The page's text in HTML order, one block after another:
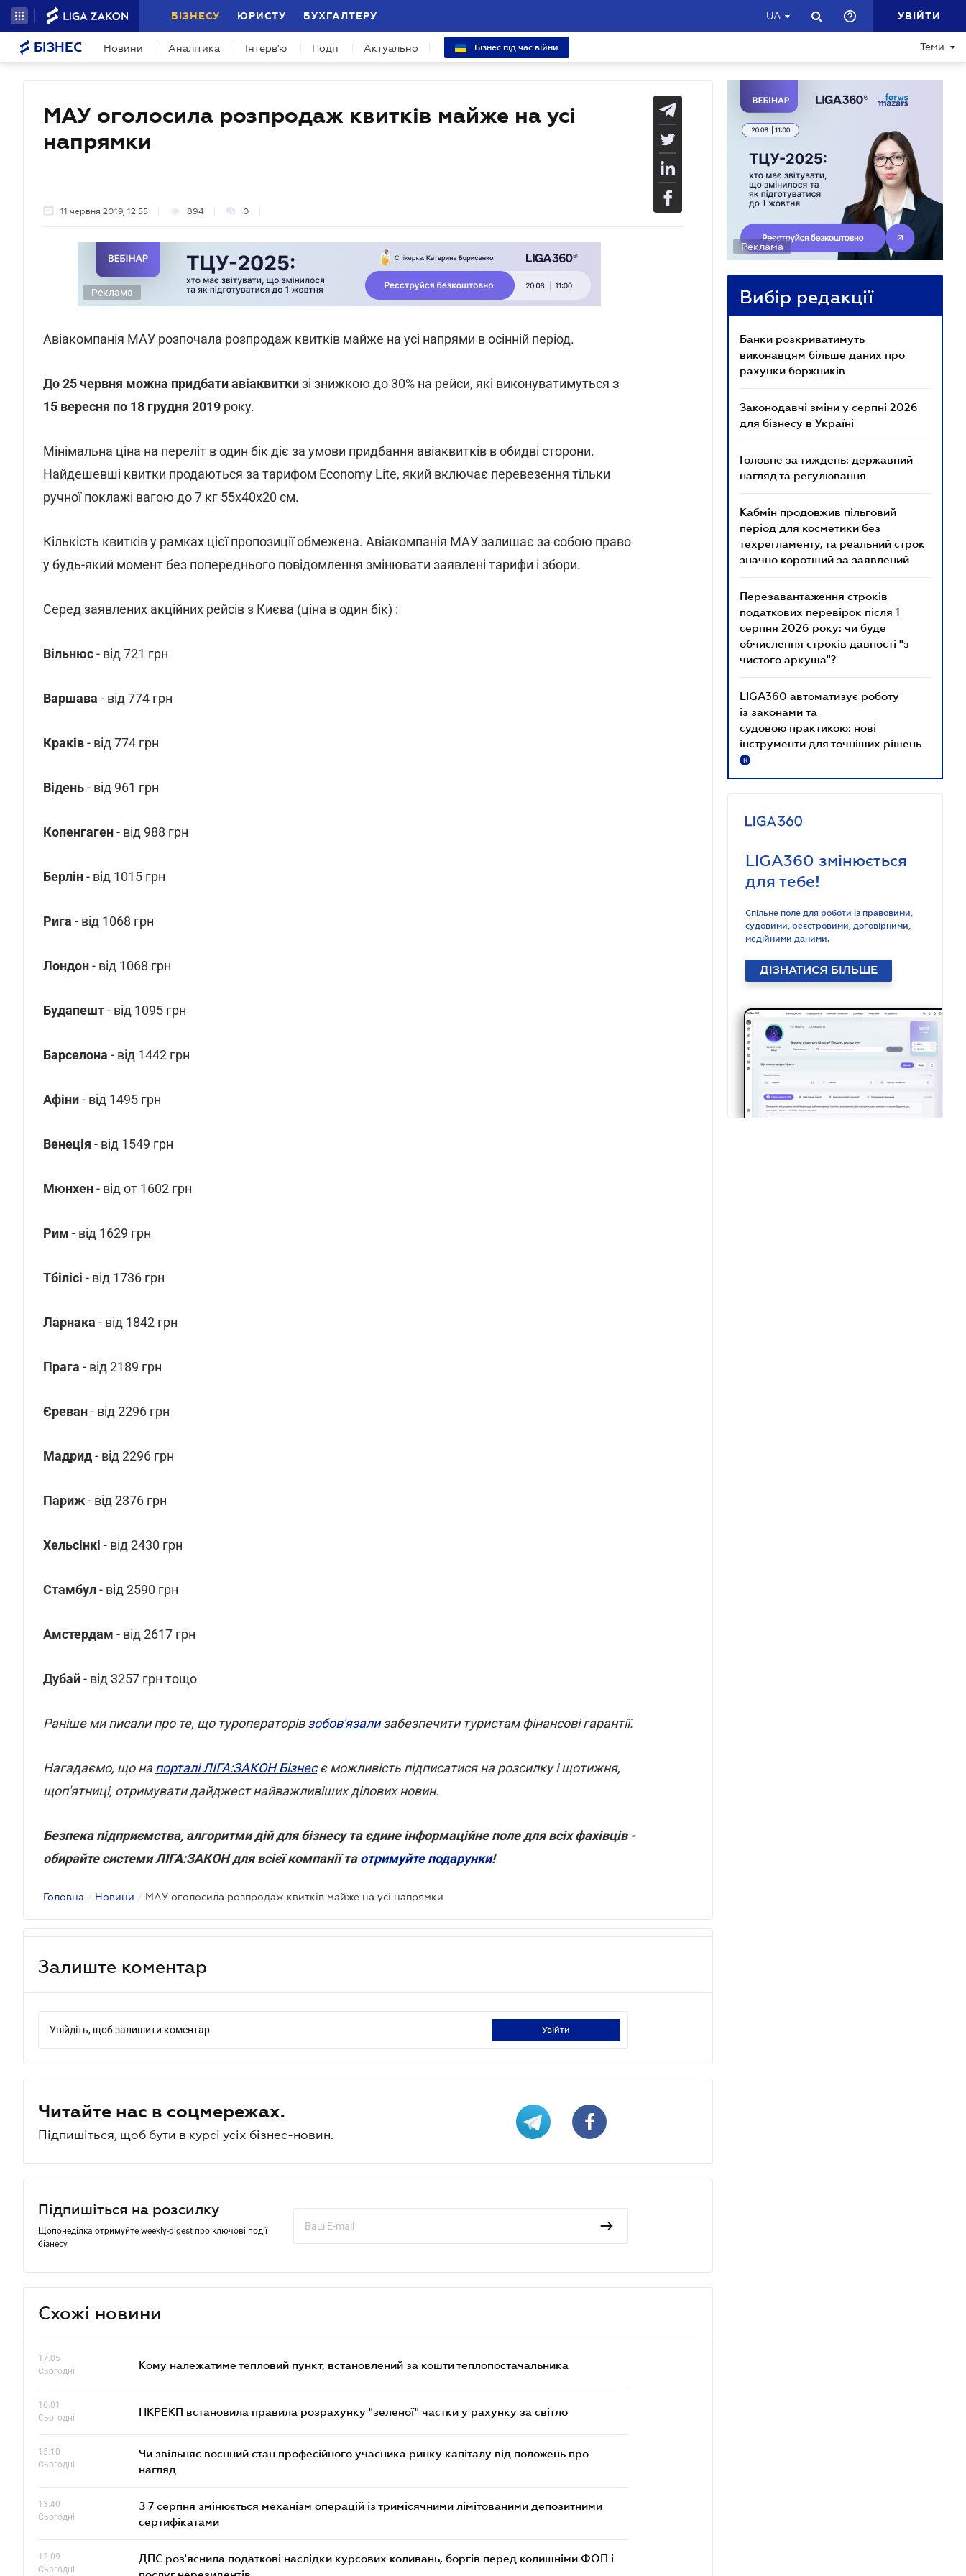
БІЗНЕСУ ЮРИСТУ БУХГАЛТЕРУ UA УВІЙТИ
БІЗНЕС Новини Аналітика Інтерв'ю Події Актуально Бізнес під час війни Теми
МАУ оголосила розпродаж квитків майже на усі
напрямки
11 червня 2019, 12:55 894 0
Реклама
Авіакомпанія МАУ розпочала розпродаж квитків майже на усі напрями в осінній період.
До25 червня можна придбати авіаквиткизі знижкою до 30% на рейси, які виконуватимуться з
15 вересня по 18 грудня 2019 року.
Мінімальна ціна на переліт в один бік діє за умови придбання авіаквитків в обидві сторони.
Найдешевші квитки продаються за тарифом Economy Lite, який включає перевезення тільки
ручної поклажі вагою до 7 кг 55х40х20 см.
Кількість квитків у рамках цієї пропозиції обмежена. Авіакомпанія МАУ залишає за собою право
у будь-який момент без попереднього повідомлення змінювати заявлені тарифи і збори.
Серед заявлених акційних рейсів з Києва (ціна в один бік) :
Вільнюс- від 721 грн
Варшава - від 774 грн
Краків- від 774 грн
Відень- від 961 грн
Копенгаген- від 988 грн
Берлін- від 1015 грн
Рига - від 1068 грн
Лондон- від 1068 грн
Будапешт- від 1095 грн
Барселона - від 1442 грн
Афіни- від 1495 грн
Венеція - від 1549 грн
Мюнхен- від от 1602 грн
Рим - від 1629 грн
Тбілісі - від 1736 грн
Ларнака - від 1842 грн
Прага - від 2189 грн
Єреван- від 2296 грн
Мадрид- від 2296 грн
Париж- від 2376 грн
Хельсінкі - від 2430 грн
Стамбул- від 2590 грн
Амстердам - від 2617 грн
Дубай- від 3257 грн тощо
Раніше ми писали про те, що туроператорівзобов'язализабезпечити туристам фінансові гарантії.
Нагадаємо, що напорталі ЛІГА:ЗАКОН Бізнесє можливість підписатися на розсилку і щотижня,
щоп'ятниці, отримувати дайджест найважливіших ділових новин.
Безпека підприємства, алгоритми дій для бізнесу та єдине інформаційне поле для всіх фахівців -
обирайте системи ЛІГА:ЗАКОН для всієї компанії таотримуйте подарунки!
Головна / Новини / МАУ оголосила розпродаж квитків майже на усі напрямки
Залиште коментар
Увійдіть, щоб залишити коментар увійти
Читайте нас в соцмережах.
Підпишіться, щоб бути в курсі усіх бізнес-новин.
Підпишіться на розсилку
Щопонеділка отримуйте weekly-digest про ключові події
бізнесу
Схожі новини
17.05
Сьогодні
Кому належатиме тепловий пункт, встановлений за кошти теплопостачальника
16.01
Сьогодні
НКРЕКП встановила правила розрахунку "зеленої" частки у рахунку за світло
15.10
Сьогодні
Чи звільняє воєнний стан професійного учасника ринку капіталу від положень про
нагляд
13.40
Сьогодні
З 7 серпня змінюється механізм операцій із тримісячними лімітованими депозитними
сертифікатами
12.09
Сьогодні
ДПС роз'яснила податкові наслідки курсових коливань, боргів перед колишніми ФОП і
Реклама
Вибір редакції
Банки розкриватимуть
виконавцям більше даних про
рахунки боржників
Законодавчі зміни у серпні 2026
для бізнесу в Україні
Головне за тиждень: державний
нагляд та регулювання
Кабмін продовжив пільговий
період для косметики без
техрегламенту, та реальний строк
значно коротший за заявлений
Перезавантаження строків
податкових перевірок після 1
серпня 2026 року: чи буде
обчислення строків давності "з
чистого аркуша"?
LIGA360 автоматизує роботу
із законами та
судовою практикою: нові
інструменти для точніших рішень
R
LIGA360 змінюється
для тебе!
Спільне поле для роботи із правовими,
судовими, реєстровими, договірними,
медійними даними.
ДІЗНАТИСЯ БІЛЬШЕ